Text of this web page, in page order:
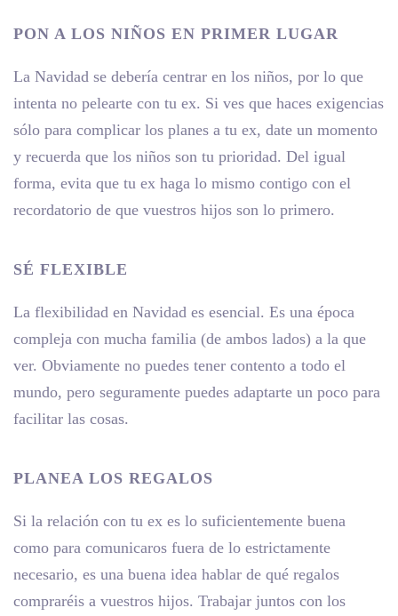
PON A LOS NIÑOS EN PRIMER LUGAR
La Navidad se debería centrar en los niños, por lo que
intenta no pelearte con tu ex. Si ves que haces exigencias
sólo para complicar los planes a tu ex, date un momento
y recuerda que los niños son tu prioridad. Del igual
forma, evita que tu ex haga lo mismo contigo con el
recordatorio de que vuestros hijos son lo primero.
SÉ FLEXIBLE
La flexibilidad en Navidad es esencial. Es una época
compleja con mucha familia (de ambos lados) a la que
ver. Obviamente no puedes tener contento a todo el
mundo, pero seguramente puedes adaptarte un poco para
facilitar las cosas.
PLANEA LOS REGALOS
Si la relación con tu ex es lo suficientemente buena
como para comunicaros fuera de lo estrictamente
necesario, es una buena idea hablar de qué regalos
compraréis a vuestros hijos. Trabajar juntos con los